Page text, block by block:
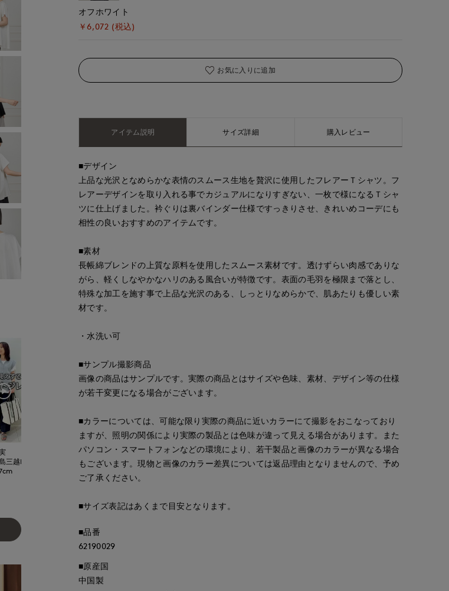
Maglie
三越I.T.'S.international
cm
新潟伊勢丹7-IDconcept.
真実
広島三越I.T.'S.international
chigu
たまプラーザ東急I.T.'S.international
ayaka
立川伊勢丹I.T.'S.international
オフホワイト
￥6,072 (税込)
お気に入りに追加
アイテム説明 サイズ詳細 購入レビュー
■デザイン
上品な光沢となめらかな表情のスムース生地を贅沢に使用したフレアーＴシャツ。フ
レアーデザインを取り入れる事でカジュアルになりすぎない、一枚で様になるＴシャ
ツに仕上げました。衿ぐりは裏バインダー仕様ですっきりさせ、きれいめコーデにも
相性の良いおすすめのアイテムです。
■素材
長帳綿ブレンドの上質な原料を使用したスムース素材です。透けずらい肉感でありな
がら、軽くしなやかなハリのある風合いが特徴です。表面の毛羽を極限まで落とし、
特殊な加工を施す事で上品な光沢のある、しっとりなめらかで、肌あたりも優しい素
材です。
・水洗い可
■サンプル撮影商品
画像の商品はサンプルです。実際の商品とはサイズや色味、素材、デザイン等の仕様
が若干変更になる場合がございます。
■カラーについては、可能な限り実際の商品に近いカラーにて撮影をおこなっており
ますが、照明の関係により実際の製品とは色味が違って見える場合があります。また
パソコン・スマートフォンなどの環境により、若干製品と画像のカラーが異なる場合
もございます。現物と画像のカラー差異については返品理由となりませんので、予め
ご了承ください。
■サイズ表記はあくまで目安となります。
■品番
62190029
■原産国
中国製